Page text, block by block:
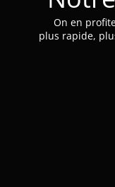
On en
plus rapide,